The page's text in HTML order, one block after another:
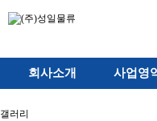
회사소개 사업영
갤러리